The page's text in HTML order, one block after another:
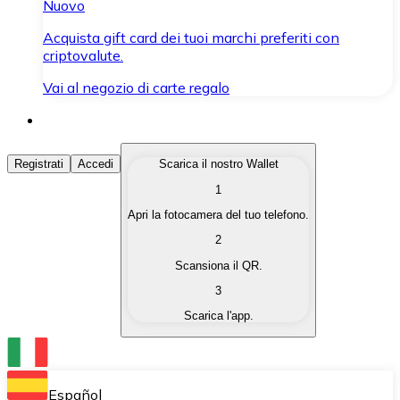
Nuovo
Acquista gift card dei tuoi marchi preferiti con
criptovalute.
Vai al negozio di carte regalo
Acquista Criptovalute
Acquista le criptovalute che ti interessano in modo
Converti le tue criptovalute in valuta fiat quando ne
Scambia una criptovaluta con un'altra
Conserva le tue cripto in un Wallet self-custodial.
Registrati Accedi
Scarica il nostro Wallet
1
Apri la fotocamera del tuo telefono.
2
Scansiona il QR.
3
Scarica l'app.
Español